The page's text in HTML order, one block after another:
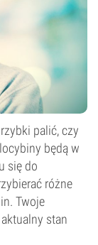
palić, czy
będą w
się do
różne
Twoje
stan